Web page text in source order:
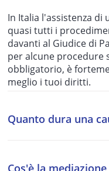
In Italia l'assistenza di
quasi tutti i
davanti al Giudice di
per alcune procedure
obbligatorio, è
meglio i tuoi diritti.
Quanto dura una
Cos'è la